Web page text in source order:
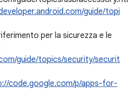
guide/topi
per la sicurezza e le
guide/topics/security/securit
code.google.com/p/apps-for-